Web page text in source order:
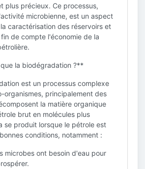
plus précieux. Ce processus,
microbienne, est un aspect
caractérisation des réservoirs et
de compte l'économie de la
la biodégradation ?**
est un processus complexe
organismes, principalement des
la matière organique
brut en molécules plus
se produit lorsque le pétrole est
conditions, notamment :
microbes ont besoin d'eau pour